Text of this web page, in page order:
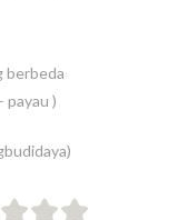
berbeda
payau )